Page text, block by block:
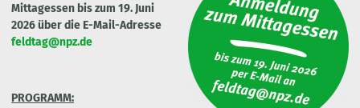
Mittagessen bis zum 19. Juni
2026 über die E-Mail-Adresse
feldtag@npz.de
PROGRAMM: